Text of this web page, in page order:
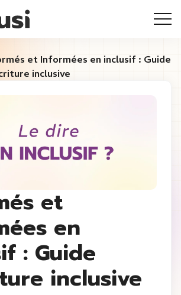
et Informées en inclusif : Guide
inclusive
et
en
: Guide
inclusive